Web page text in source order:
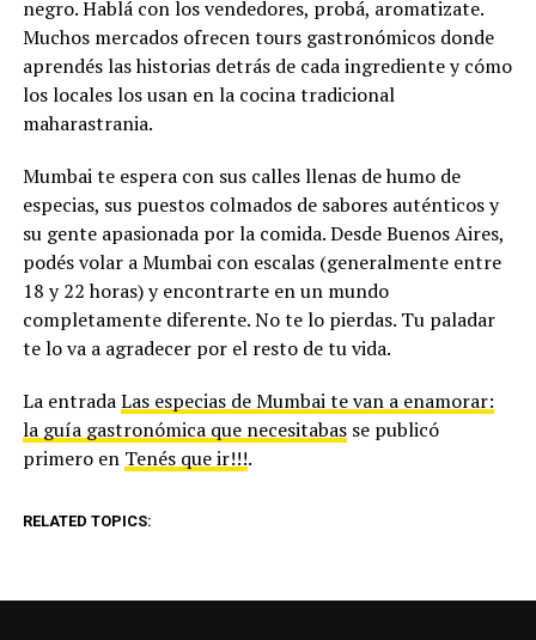
negro. Hablá con los vendedores, probá, aromatizate.
Muchos mercados ofrecen tours gastronómicos donde
aprendés las historias detrás de cada ingrediente y cómo
los locales los usan en la cocina tradicional
maharastrania.
Mumbai te espera con sus calles llenas de humo de
especias, sus puestos colmados de sabores auténticos y
su gente apasionada por la comida. Desde Buenos Aires,
podés volar a Mumbai con escalas (generalmente entre
18 y 22 horas) y encontrarte en un mundo
completamente diferente. No te lo pierdas. Tu paladar
te lo va a agradecer por el resto de tu vida.
La entradaLas especias de Mumbai te van a enamorar:
la guía gastronómica que necesitabasse publicó
primero en Tenés que ir!!!.
RELATED TOPICS: